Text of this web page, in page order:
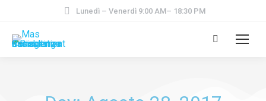
Lunedì – Venerdì 9:00 AM– 18:30 PM